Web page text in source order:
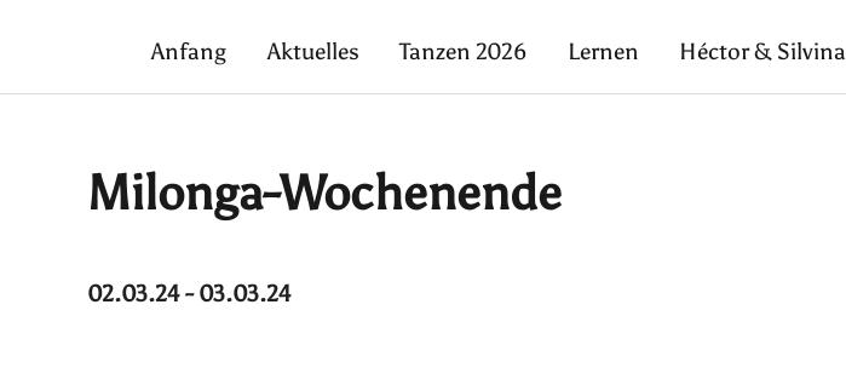
Anfang Aktuelles Tanzen 2026 Lernen Héctor & Silvina
Milonga-Wochenende
02.03.24 - 03.03.24